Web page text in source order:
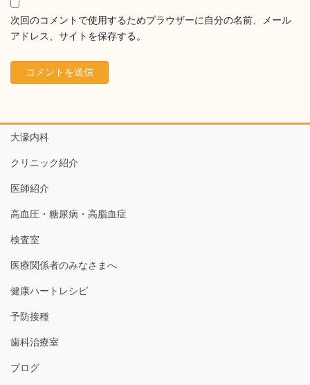
次回のコメントで使用するためブラウザーに自分の名前、メール
アドレス、サイトを保存する。
大濠内科
クリニック紹介
医師紹介
高血圧・糖尿病・高脂血症
検査室
医療関係者のみなさまへ
健康ハートレシピ
予防接種
歯科治療室
ブログ